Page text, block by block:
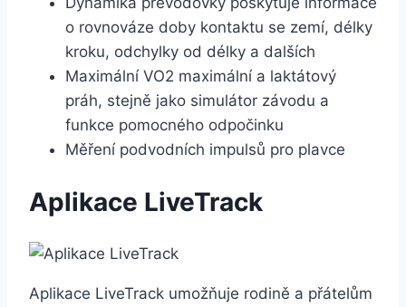
o rovnováze doby kontaktu se zemí, délky
kroku, odchylky od délky a dalších
Maximální VO2 maximální a laktátový
práh, stejně jako simulátor závodu a
funkce pomocného odpočinku
Měření podvodních impulsů pro plavce
Aplikace LiveTrack
Aplikace LiveTrack umožňuje rodině a přátelům